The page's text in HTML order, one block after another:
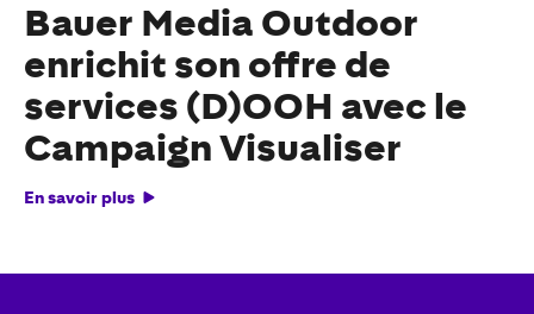
Bauer Media Outdoor
enrichit son offre de
services (D)OOH avec le
Campaign Visualiser
En savoir plus